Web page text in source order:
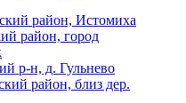
район, Истомиха
район, город
р-н, д. Гульнево
район, близ дер.